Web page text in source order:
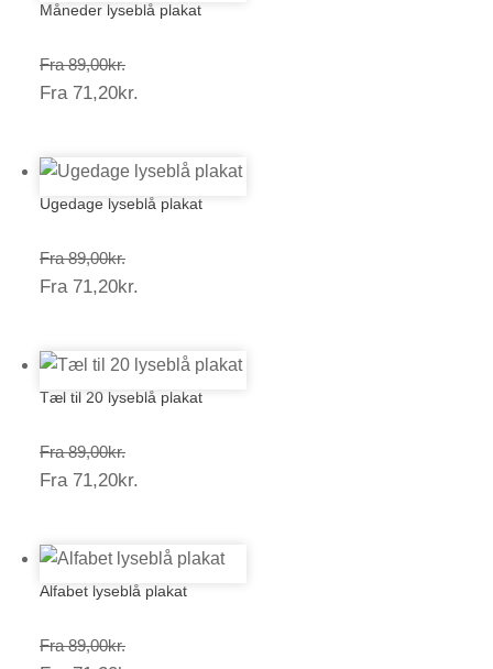
Måneder lyseblå plakat
Fra 89,00kr.Prisinterval:
89,00kr.
Fra 71,20kr.
Ugedage lyseblå plakat
Fra 89,00kr.Prisinterval:
89,00kr.
Fra 71,20kr.
Tæl til 20 lyseblå plakat
Fra 89,00kr.Prisinterval:
89,00kr.
Fra 71,20kr.
Alfabet lyseblå plakat
Fra 89,00kr.Prisinterval: